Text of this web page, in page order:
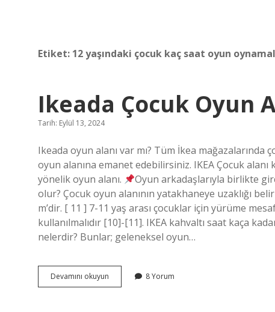
Etiket: 12 yaşındaki çocuk kaç saat oyun
Ikeada Çocuk Oyun
Tarih: Eylül 13, 2024
Ikeada oyun alanı var mı? Tüm İkea
oyun alanına emanet edebilirsiniz. IKEA Çocuk alanı
yönelik oyun alanı.
Oyun arkadaşlarıyla birlikte
olur? Çocuk oyun alanının yatakhaneye uzaklığı
m’dir. [ 11 ] 7-11 yaş arası çocuklar için yürüme
kullanılmalıdır [10]-[11]. IKEA kahvaltı saat kaça
nelerdir? Bunlar; geleneksel oyun…
Devamını okuyun
Çocuk
8 Yorum